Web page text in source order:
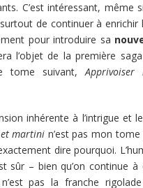
C’est intéressant, même
de continuer à enrichir
pour introduire sa
l’objet de la première
tome suivant,Apprivoiser
inhérente à l’intrigue et
martini n’est pas mon
dire pourquoi.
sûr – bien qu’on continue
pas la franche